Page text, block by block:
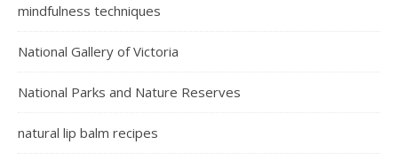
mindfulness techniques
National Gallery of Victoria
National Parks and Nature Reserves
natural lip balm recipes